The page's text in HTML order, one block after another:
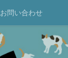
お問い合わせ